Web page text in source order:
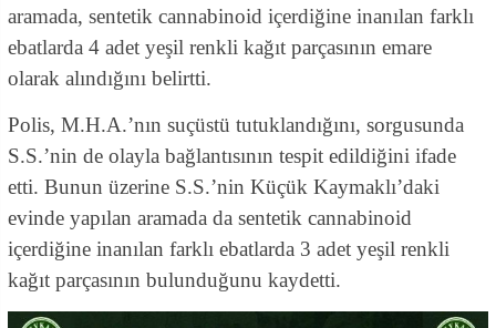
aramada, sentetik cannabinoid içerdiğine inanılan farklı
ebatlarda 4 adet yeşil renkli kağıt parçasının emare
olarak alındığını belirtti.
Polis, M.H.A.’nın suçüstü tutuklandığını, sorgusunda
S.S.’nin de olayla bağlantısının tespit edildiğini ifade
etti. Bunun üzerine S.S.’nin Küçük Kaymaklı’daki
evinde yapılan aramada da sentetik cannabinoid
içerdiğine inanılan farklı ebatlarda 3 adet yeşil renkli
kağıt parçasının bulunduğunu kaydetti.